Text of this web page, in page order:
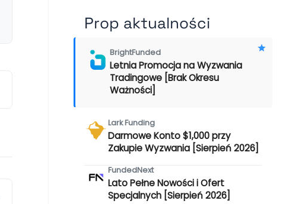
Prop aktualności
BrightFunded
Letnia Promocja na Wyzwania
Tradingowe [Brak Okresu
Ważności]
Lark Funding
Darmowe Konto $1,000 przy
Zakupie Wyzwania [Sierpień 2026]
FundedNext
Lato Pełne Nowości i Ofert
Specjalnych [Sierpień 2026]